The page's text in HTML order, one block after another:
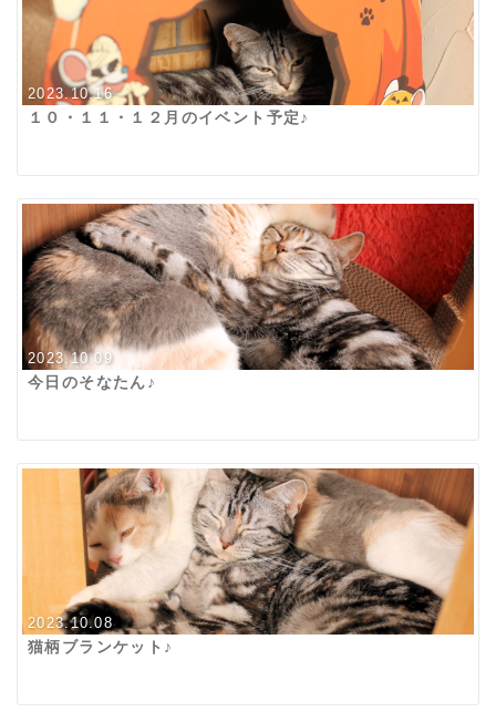
2023.10.16
１０・１１・１２月のイベント予定♪
2023.10.09
今日のそなたん♪
2023.10.08
猫柄ブランケット♪